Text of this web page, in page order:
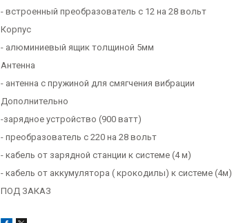
- встроенный преобразователь с 12 на 28 вольт
Корпус
- алюминиевый ящик толщиной 5мм
Антенна
- антенна с пружиной для смягчения вибрации
Дополнительно
-зарядное устройство (900 ватт)
- преобразователь с 220 на 28 вольт
- кабель от зарядной станции к системе (4 м)
- кабель от аккумулятора ( крокодилы) к системе (4м)
ПОД ЗАКАЗ